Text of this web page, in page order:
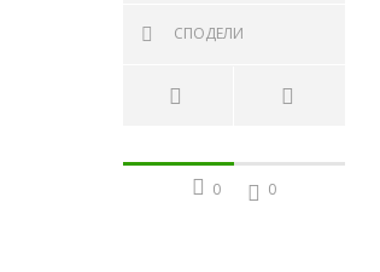
СПОДЕЛИ
0 0